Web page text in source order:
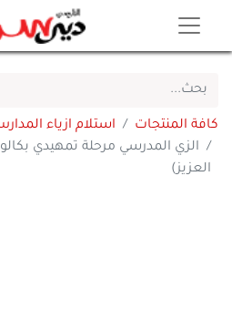
كافة المنتجات
استلام ازياء
الزي المدرسي مرحلة تمهيدي
العزيز)